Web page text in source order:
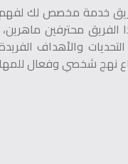
خدمة مخصص لك لفهم
الفريق محترفين
والأهداف
نهج شخصي وفعال